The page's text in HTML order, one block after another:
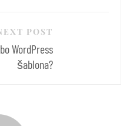
POST
WordPress
šablona?